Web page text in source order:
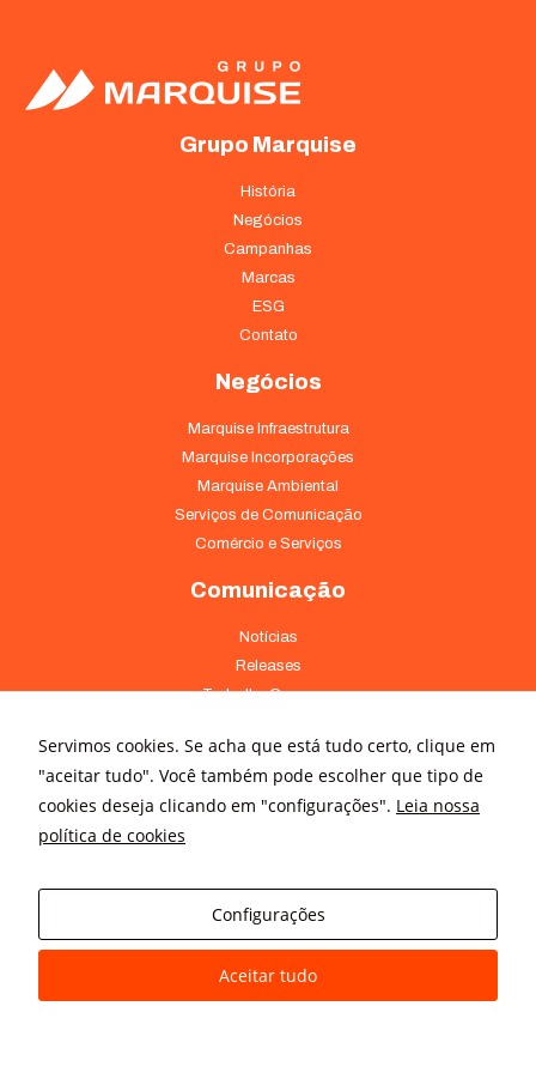
Grupo Marquise
História
Negócios
Campanhas
Marcas
ESG
Contato
Negócios
Marquise Infraestrutura
Marquise Incorporações
Marquise Ambiental
Serviços de Comunicação
Comércio e Serviços
Comunicação
Notícias
Releases
Trabalhe Conosco
Onde Estamos
Av. Pontes Vieira, 1838 - Dionísio Torres Fortaleza - CE 60135-238
(85) 4008-3322 ou 4008-3333
Av Brigadeiro Faria Lima, 3015 – conj. 41 - Jardim Paulistano São
Paulo - SP 01452-000 - (11) 3166-5500
Servimos cookies. Se acha que está tudo certo, clique em
"aceitar tudo". Você também pode escolher que tipo de
cookies deseja clicando em "configurações". Leia nossa
política de cookies
Configurações
Aceitar tudo